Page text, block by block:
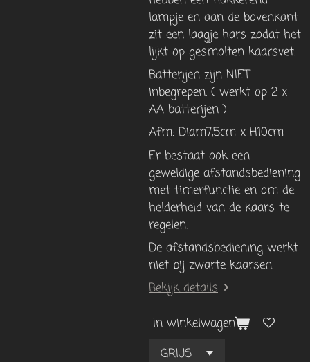
lampje en aan de bovenkant
zit een laagje hars zodat het
lijkt op gesmolten kaarsvet.
Batterijen zijn NIET
inbegrepen. ( werkt op 2 x
AA batterijen )
Afm: Diam7,5cm x H10cm
Er bestaat ook een
geweldige afstandsbediening
met timerfunctie en om de
helderheid van de kaars te
regelen.
De afstandsbediening werkt
niet bij zwarte kaarsen.
Bekijk details
In winkelwagen